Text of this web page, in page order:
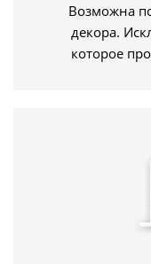
Возможна
декора.
которое